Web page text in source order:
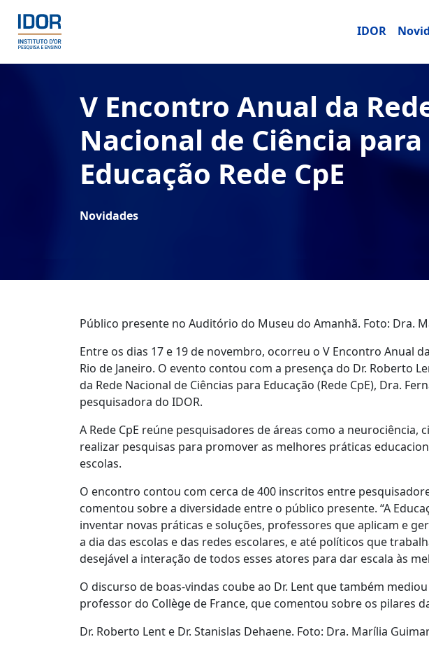
IDOR
V Encontro Anual da
Nacional de Ciência para
Educação Rede CpE
Novidades
Público presente no Auditório do Museu do Amanhã. Foto: Dra.
Entre os dias 17 e 19 de novembro, ocorreu o V Encontro Anual
Rio de Janeiro. O evento contou com a presença do Dr. Roberto
da Rede Nacional de Ciências para Educação (Rede CpE), Dra.
pesquisadora do IDOR.
A Rede CpE reúne pesquisadores de áreas como a
realizar pesquisas para promover as melhores práticas
escolas.
O encontro contou com cerca de 400 inscritos entre
comentou sobre a diversidade entre o público presente. “A
inventar novas práticas e soluções, professores que aplicam e
a dia das escolas e das redes escolares, e até políticos que
desejável a interação de todos esses atores para dar escala às
O discurso de boas-vindas coube ao Dr. Lent que também
professor do Collège de France, que comentou sobre os pilares
Dr. Roberto Lent e Dr. Stanislas Dehaene. Foto: Dra. Marília